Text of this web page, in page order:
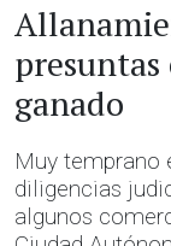
presuntas
ganado
Muy temprano
diligencias
algunos